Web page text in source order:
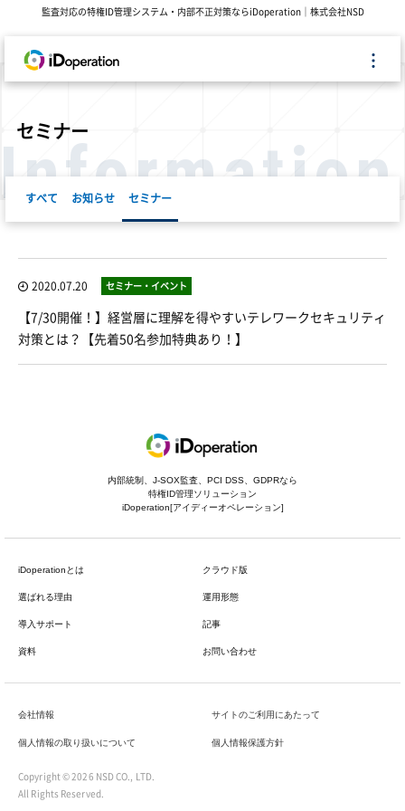
監査対応の特権ID管理システム・内部不正対策ならiDoperation｜株式会社NSD
セミナー
Information
すべて お知らせ セミナー
2020.07.20 セミナー・イベント
【7/30開催！】経営層に理解を得やすいテレワークセキュリティ
対策とは？【先着50名参加特典あり！】
内部統制、J-SOX監査、PCI DSS、GDPRなら
特権ID管理ソリューション
iDoperation[アイディーオペレーション]
iDoperationとは クラウド版
選ばれる理由 運用形態
導入サポート 記事
資料 お問い合わせ
会社情報 サイトのご利用にあたって
個人情報の取り扱いについて 個人情報保護方針
Copyright ©2026 NSD CO., LTD.
All Rights Reserved.